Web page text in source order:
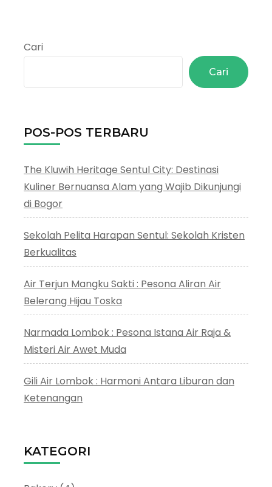
Cari
Cari
POS-POS TERBARU
The Kluwih Heritage Sentul City: Destinasi
Kuliner Bernuansa Alam yang Wajib Dikunjungi
di Bogor
Sekolah Pelita Harapan Sentul: Sekolah Kristen
Berkualitas
Air Terjun Mangku Sakti : Pesona Aliran Air
Belerang Hijau Toska
Narmada Lombok : Pesona Istana Air Raja &
Misteri Air Awet Muda
Gili Air Lombok : Harmoni Antara Liburan dan
Ketenangan
KATEGORI